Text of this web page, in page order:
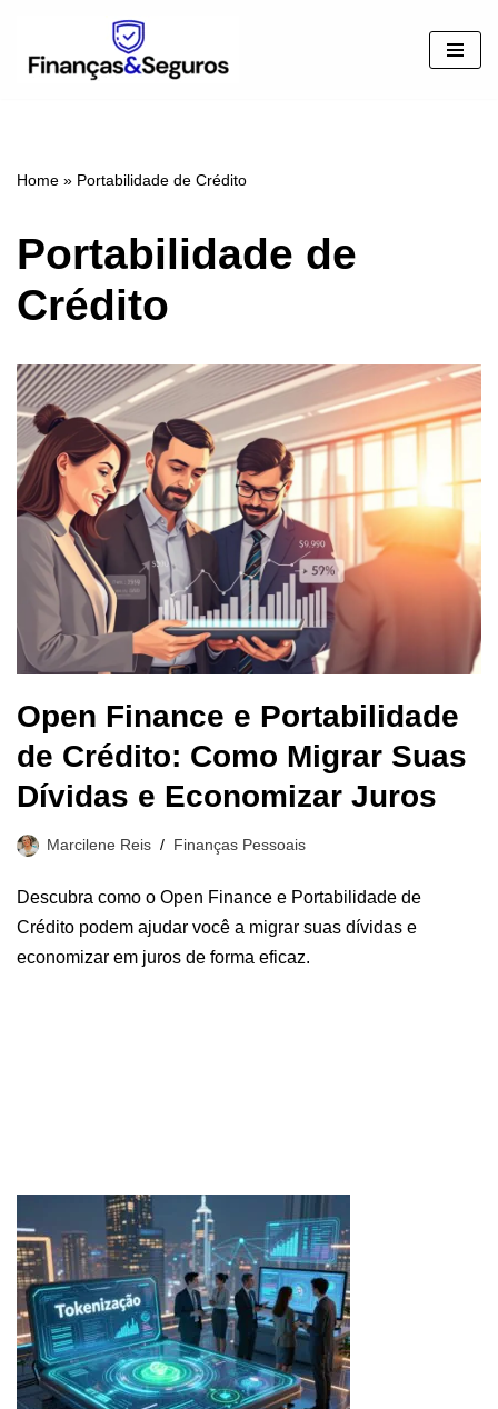
Pular
Home » Portabilidade de Crédito
Portabilidade de
Crédito
Open Finance e Portabilidade
de Crédito: Como Migrar Suas
Dívidas e Economizar Juros
Marcilene Reis Finanças Pessoais
Descubra como o Open Finance e Portabilidade de
Crédito podem ajudar você a migrar suas dívidas e
economizar em juros de forma eficaz.